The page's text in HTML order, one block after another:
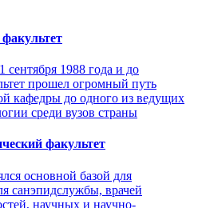
1988 года и до
прошел огромный путь
кафедры до одного из ведущих
среди вузов страны
факультет
основной базой для
санэпидслужбы, врачей
научных и научно-